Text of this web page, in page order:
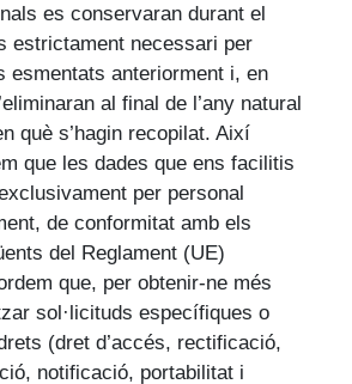
es conservaran durant el
estrictament necessari per
esmentats anteriorment i, en
al final de l’any natural
què s’hagin recopilat. Així
que les dades que ens facilitis
per personal
de conformitat amb els
del Reglament (UE)
que, per obtenir-ne més
sol·licituds específiques o
(dret d’accés, rectificació,
notificació, portabilitat i